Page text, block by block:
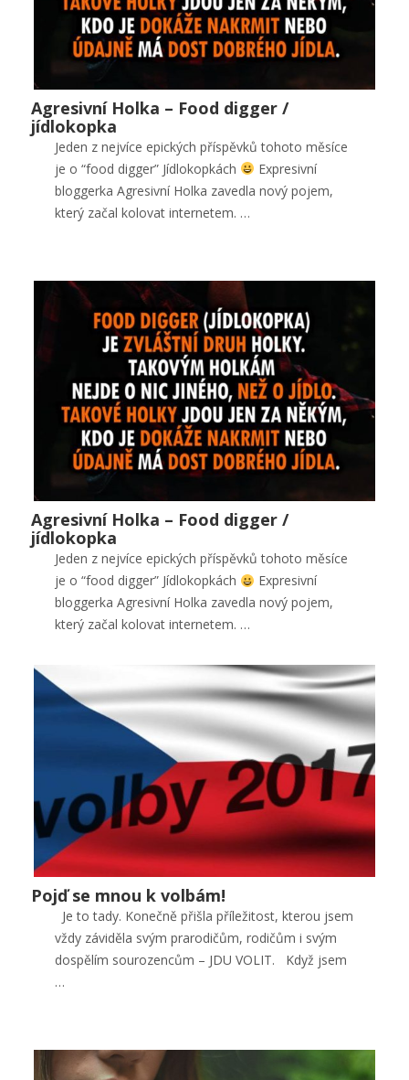
Agresivní Holka – Food digger / jídlokopka
Horké zprávy , Lifestyle, Public
Agresivní Holka – Food digger /
jídlokopka
Jeden z nejvíce epických příspěvků tohoto měsíce
je o “food digger” Jídlokopkách
Expresivní
bloggerka Agresivní Holka zavedla nový pojem,
který začal kolovat internetem. …
Agresivní Holka – Food digger / jídlokopka
Horké zprávy,Lifestyle,Public
Agresivní Holka – Food digger /
jídlokopka
Jeden z nejvíce epických příspěvků tohoto měsíce
je o “food digger” Jídlokopkách
Expresivní
bloggerka Agresivní Holka zavedla nový pojem,
který začal kolovat internetem. …
Pojď se mnou k volbám!
Lifestyle
Pojď se mnou k volbám!
Je to tady. Konečně přišla příležitost, kterou jsem
vždy záviděla svým prarodičům, rodičům i svým
dospělím sourozencům – JDU VOLIT. Když jsem
…